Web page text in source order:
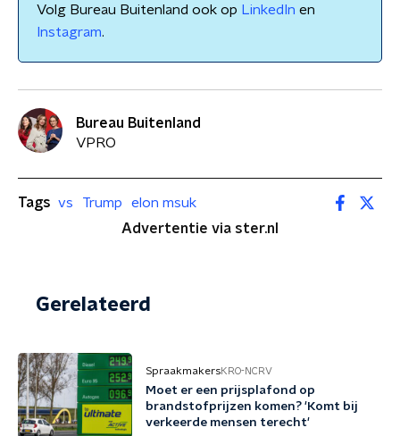
Volg Bureau Buitenland ook op LinkedIn en
Instagram.
Bureau Buitenland
VPRO
Tags vs Trump
elon msuk
Advertentie via ster.nl
Gerelateerd
SpraakmakersKRO-NCRV
Moet er een prijsplafond op
brandstofprijzen komen? 'Komt bij
verkeerde mensen terecht'